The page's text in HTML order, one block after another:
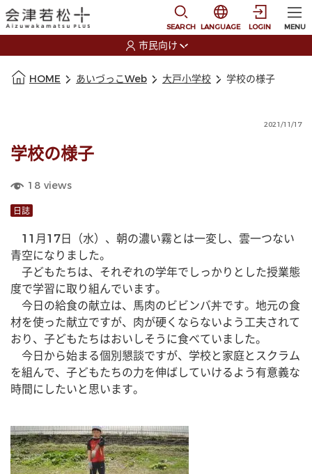
SEARCH
選択すると言語の切
LANGUAGE LOGIN MENU
市民向け
HOME あいづっこWeb 大戸小学校 学校の様子
2021/11/17
学校の様子
18 views
日誌
11月17日（水）、朝の濃い霧とは一変し、雲一つない
青空になりました。
子どもたちは、それぞれの学年でしっかりとした授業態
度で学習に取り組んでいます。
今日の給食の献立は、馬肉のビビンバ丼です。地元の食
材を使った献立ですが、肉が硬くならないよう工夫されて
おり、子どもたちはおいしそうに食べていました。
今日から始まる個別懇談ですが、学校と家庭とスクラム
を組んで、子どもたちの力を伸ばしていけるよう有意義な
時間にしたいと思います。